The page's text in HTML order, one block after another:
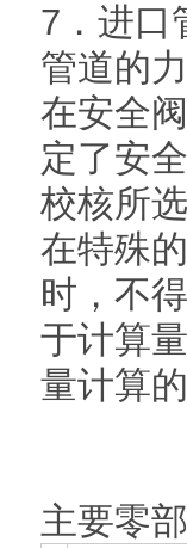
7．进口
管道的
在安全
定了安
校核所
在特殊
时，不
于计算
量计算
主要零